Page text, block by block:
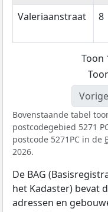
Valeriaanstraat
8
Toon
Vorige
Bovenstaande tabel
postcodegebied 5271
postcode 5271PC in de
2026.
De BAG
het Kadaster) bevat
adressen en